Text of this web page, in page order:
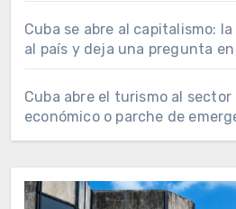
Cuba se abre al capitalismo:
al país y deja una pregunta en
Cuba abre el turismo al
económico o parche de